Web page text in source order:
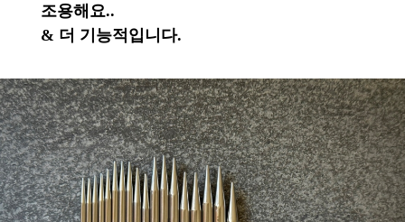
조용해요..
& 더 기능적입니다.